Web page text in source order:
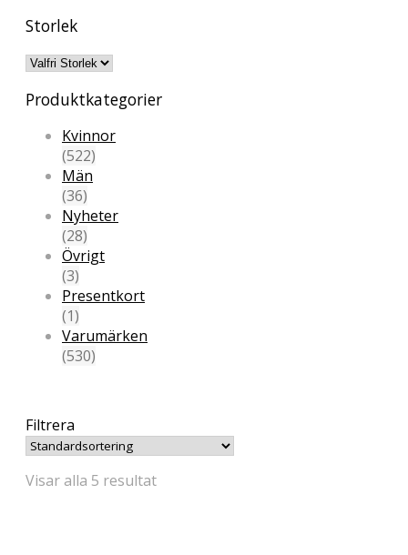
Storlek
Produktkategorier
Kvinnor
(522)
Män
(36)
Nyheter
(28)
Övrigt
(3)
Presentkort
(1)
Varumärken
(530)
Filtrera
Visar alla 5 resultat